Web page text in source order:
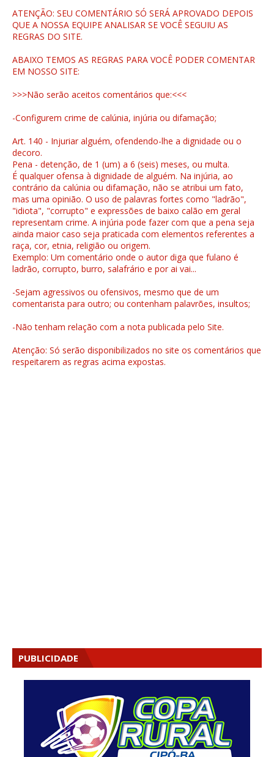
ATENÇÃO: SEU COMENTÁRIO SÓ SERÁ APROVADO DEPOIS
QUE A NOSSA EQUIPE ANALISAR SE VOCÊ SEGUIU AS
REGRAS DO SITE.
ABAIXO TEMOS AS REGRAS PARA VOCÊ PODER COMENTAR
EM NOSSO SITE:
>>>Não serão aceitos comentários que:<<<
-Configurem crime de calúnia, injúria ou difamação;
Art. 140 - Injuriar alguém, ofendendo-lhe a dignidade ou o
decoro.
Pena - detenção, de 1 (um) a 6 (seis) meses, ou multa.
É qualquer ofensa à dignidade de alguém. Na injúria, ao
contrário da calúnia ou difamação, não se atribui um fato,
mas uma opinião. O uso de palavras fortes como "ladrão",
"idiota", "corrupto" e expressões de baixo calão em geral
representam crime. A injúria pode fazer com que a pena seja
ainda maior caso seja praticada com elementos referentes a
raça, cor, etnia, religião ou origem.
Exemplo: Um comentário onde o autor diga que fulano é
ladrão, corrupto, burro, salafrário e por ai vai...
-Sejam agressivos ou ofensivos, mesmo que de um
comentarista para outro; ou contenham palavrões, insultos;
-Não tenham relação com a nota publicada pelo Site.
Atenção: Só serão disponibilizados no site os comentários que
respeitarem as regras acima expostas.
PUBLICIDADE